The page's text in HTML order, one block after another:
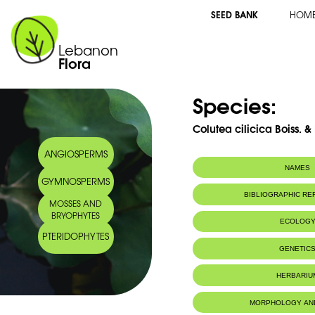
Lebanon
Flora
SEED BANK
ANGIOSPERMS
GYMNOSPERMS
MOSSES AND
BRYOPHYTES
PTERIDOPHYTES
Species:
Colutea cilicica Boiss.
NAMES
BIBLIOGRAPHIC
ECOLOGY
Régions
MORPHOLOGY